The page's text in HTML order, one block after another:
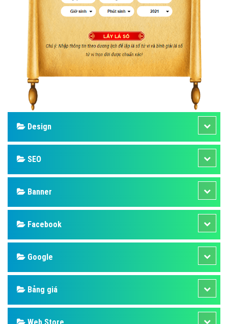
Design
SEO
Banner
Facebook
Google
Bảng giá